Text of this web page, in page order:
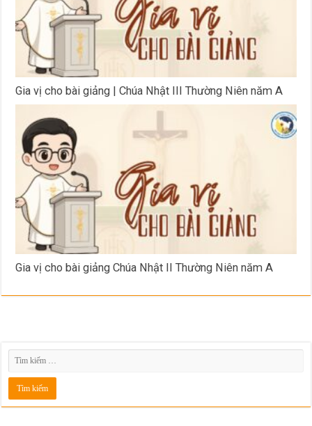
Gia vị cho bài giảng | Chúa Nhật III Thường Niên năm A
Gia vị cho bài giảng Chúa Nhật II Thường Niên năm A